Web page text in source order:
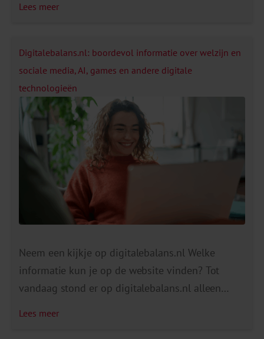
Digitalebalans.nl: boordevol informatie over welzijn en
sociale media, AI, games en andere digitale
technologieën
Neem een kijkje op digitalebalans.nl Welke
informatie kun je op de website vinden? Tot
vandaag stond er op digitalebalans.nl alleen
Lees meer
bevallen als je de intentie had om even lekker te
ontspannen, en minder […]
Lees meer